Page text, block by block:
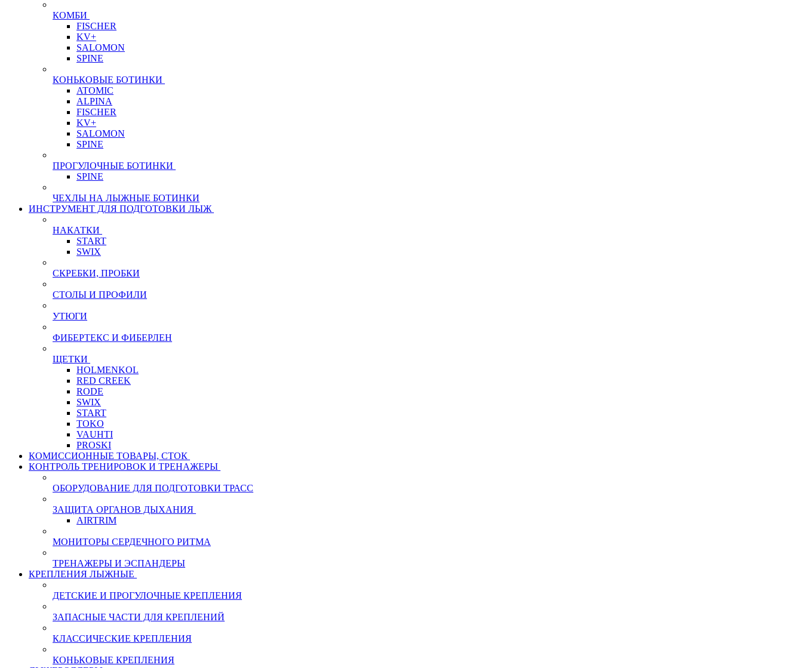
КОМБИ
FISCHER
KV+
SALOMON
SPINE
КОНЬКОВЫЕ БОТИНКИ
ATOMIC
ALPINA
FISCHER
KV+
SALOMON
SPINE
ПРОГУЛОЧНЫЕ БОТИНКИ
SPINE
ЧЕХЛЫ НА ЛЫЖНЫЕ БОТИНКИ
ИНСТРУМЕНТ ДЛЯ ПОДГОТОВКИ ЛЫЖ
НАКАТКИ
START
SWIX
СКРЕБКИ, ПРОБКИ
СТОЛЫ И ПРОФИЛИ
УТЮГИ
ФИБЕРТЕКС И ФИБЕРЛЕН
ЩЕТКИ
HOLMENKOL
RED CREEK
RODE
SWIX
START
TOKO
VAUHTI
PROSKI
КОМИССИОННЫЕ ТОВАРЫ, СТОК
КОНТРОЛЬ ТРЕНИРОВОК И ТРЕНАЖЕРЫ
ОБОРУДОВАНИЕ ДЛЯ ПОДГОТОВКИ ТРАСС
ЗАЩИТА ОРГАНОВ ДЫХАНИЯ
AIRTRIM
МОНИТОРЫ СЕРДЕЧНОГО РИТМА
ТРЕНАЖЕРЫ И ЭСПАНДЕРЫ
КРЕПЛЕНИЯ ЛЫЖНЫЕ
ДЕТСКИЕ И ПРОГУЛОЧНЫЕ КРЕПЛЕНИЯ
ЗАПАСНЫЕ ЧАСТИ ДЛЯ КРЕПЛЕНИЙ
КЛАССИЧЕСКИЕ КРЕПЛЕНИЯ
КОНЬКОВЫЕ КРЕПЛЕНИЯ